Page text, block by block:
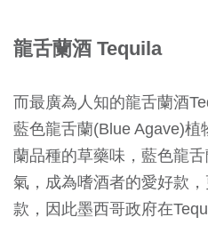
龍舌蘭酒 Tequila
而最廣為人知的龍舌蘭酒
藍色龍舌蘭(Blue Agave)
蘭品種的草藥味，藍色龍
氣，成為嗜酒者的愛好款
款，因此墨西哥政府在